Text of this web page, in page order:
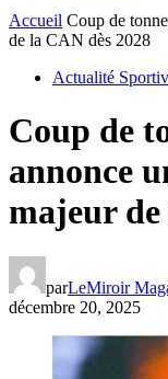
Accueil Coup de
de la CAN dès 2028
Actualité
Coup de
annonce
majeur de
parLeMiroir
décembre 20, 2025